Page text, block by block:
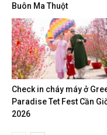
Buôn Ma Thuột
Check in cháy máy ở
Paradise Tet Fest Cần
2026